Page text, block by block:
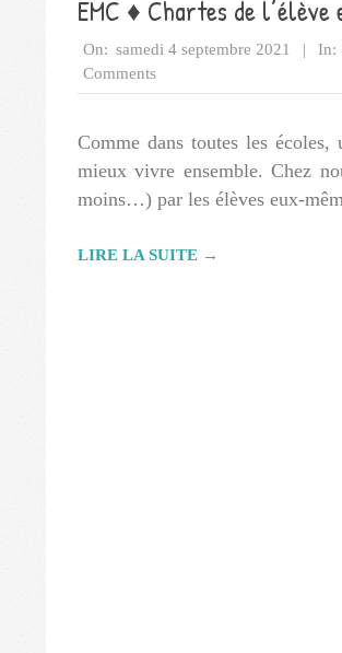
EMC ♦ Chartes de
2021-
09-
04
On: samedi 4 septembre 2021 In:
Comments
Comme dans toutes les écoles,
mieux vivre ensemble. Chez
moins…) par les élèves eux-
LIRE LA SUITE →